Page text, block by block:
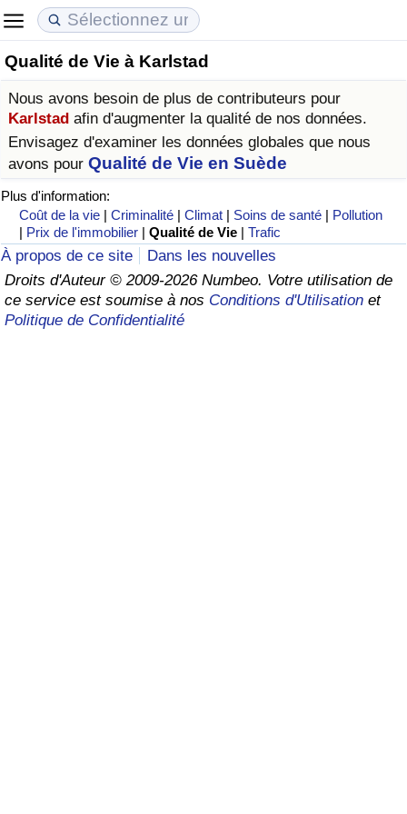
Qualité de Vie à Karlstad
Nous avons besoin de plus de contributeurs pour
Karlstad afin d'augmenter la qualité de nos données.
Envisagez d'examiner les données globales que nous
avons pour Qualité de Vie en Suède
Plus d'information:
Coût de la vie |Criminalité |Climat | Soins de santé | Pollution
| Prix de l'immobilier |Qualité de Vie |Trafic
À propos de ce site
Dans les nouvelles
Droits d'Auteur © 2009-2026 Numbeo. Votre utilisation de
ce service est soumise à nos Conditions d'Utilisation et
Politique de Confidentialité
Coût de la vie
Indice du Coût de la Vie (Actuel)
Indice du Coût de la Vie
Indice du coût de la vie par pays
à Akaba
Prix de l'immobilier
Indice des Prix de l'immobilier (Actuel)
Indice des Prix de l'immobilier
Indice des Prix de l'immobilier par Pays
Qualité de Vie
Indice de Qualité de Vie
Indice de Qualité de Vie (Actuel)
Indice de qualité de vie par pays
Criminalité
Indice de Criminalité (Actuel)